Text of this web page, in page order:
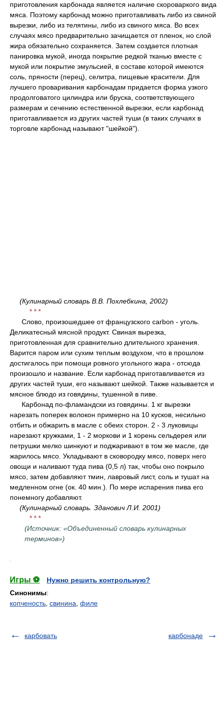
приготовления карбонада является наличие скороваркого вида
мяса. Поэтому карбонад можно приготавливать либо из свиной
вырезки, либо из телятины, либо из свиного мяса. Во всех
случаях мясо предварительно зачищается от пленок, но слой
жира обязательно сохраняется. Затем создается плотная
панировка мукой, иногда покрытие редкой тканью вместе с
мукой или покрытие эмульсией, в составе которой имеются
соль, пряности (перец), селитра, пищевые красители. Для
лучшего проваривания карбонадам придается форма узкого
продолговатого цилиндра или бруска, соответствующего
размерам и сечению естественной вырезки, если карбонад
приготавливается из других частей туши (в таких случаях в
торговле карбонад называют "шейкой").
(Кулинарный словарь В.В. Похлебкина, 2002)
* * *
Слово, произошедшее от французского carbon - уголь.
Деликатесный мясной продукт. Свиная вырезка,
приготовленная для сравнительно длительного хранения.
Варится паром или сухим теплым воздухом, что в прошлом
достигалось при помощи ровного угольного жара - отсюда
произошло и название. Если карбонад приготавливается из
других частей туши, его называют шейкой. Также называется и
мясное блюдо из говядины, тушенной в пиве.
Карбонад по-фламандски из говядины . 1 кг вырезки
нарезать поперек волокон примерно на 10 кусков, несильно
отбить и обжарить в масле с обеих сторон. 2 - 3 луковицы
нарезают кружками, 1 - 2 моркови и 1 корень сельдерея или
петрушки мелко шинкуют и поджаривают в том же масле, где
жарилось мясо. Укладывают в сковородку мясо, поверх него
овощи и наливают туда пива (0,5 л) так, чтобы оно покрыло
мясо, затем добавляют тмин, лавровый лист, соль и тушат на
медленном огне (ок. 40 мин.). По мере испарения пива его
понемногу добавляют.
(Кулинарный словарь. Зданович Л.И. 2001)
* * *
(Источник: «Объединенный словарь кулинарных
терминов»)
Игры ⚽
Нужно решить контрольную?
Синонимы:
копченость свинина филе
карбовать карбонаде